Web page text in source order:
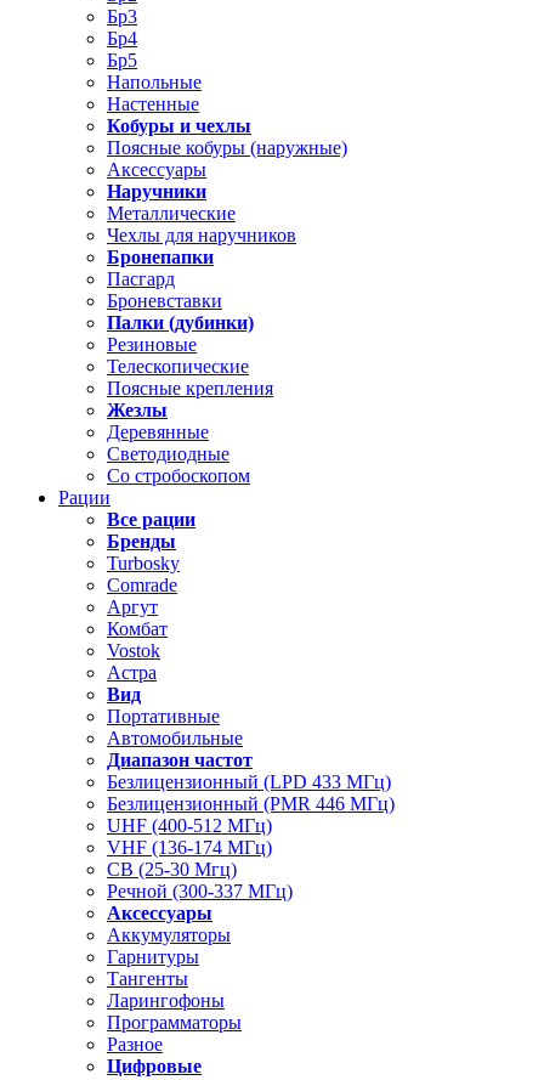
Бр3
Бр4
Бр5
Напольные
Настенные
Кобуры и чехлы
Поясные кобуры (наружные)
Аксессуары
Наручники
Металлические
Чехлы для наручников
Бронепапки
Пасгард
Броневставки
Палки (дубинки)
Резиновые
Телескопические
Поясные крепления
Жезлы
Деревянные
Светодиодные
Со стробоскопом
Рации
Все рации
Бренды
Turbosky
Comrade
Аргут
Комбат
Vostok
Астра
Вид
Портативные
Автомобильные
Диапазон частот
Безлицензионный (LPD 433 МГц)
Безлицензионный (PMR 446 МГц)
UHF (400-512 МГц)
VHF (136-174 МГц)
CB (25-30 Мгц)
Речной (300-337 МГц)
Аксессуары
Аккумуляторы
Гарнитуры
Тангенты
Ларингофоны
Программаторы
Разное
Цифровые